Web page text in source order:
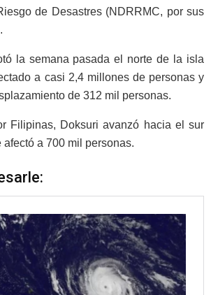
de Desastres (NDRRMC, por sus
la semana pasada el norte de la isla
a casi 2,4 millones de personas y
de 312 mil personas.
Filipinas, Doksuri avanzó hacia el sur
a 700 mil personas.